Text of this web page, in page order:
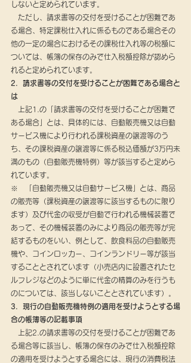
しないと定められています。
ただし、請求書等の交付を受けることが困難であ
る場合、特定課税仕入れに係るものである場合その
他の一定の場合におけるその課税仕入れ等の税額に
ついては、帳簿の保存のみで仕入税額控除が認めら
れると定められています。
2．請求書等の交付を受けることが困難である場合と
は
上記1.の「請求書等の交付を受けることが困難で
ある場合」とは、具体的には、自動販売機又は自動
サービス機により行われる課税資産の譲渡等のう
ち、その課税資産の譲渡等に係る税込価額が3万円未
満のもの（自動販売機特例）等が該当すると定めら
れています。
※　「自動販売機又は自動サービス機」とは、商品
の販売等（課税資産の譲渡等に該当するものに限り
ます）及び代金の収受が自動で行われる機械装置で
あって、その機械装置のみにより商品の販売等が完
結するものをいい、例として、飲食料品の自動販売
機や、コインロッカー、コインランドリー等が該当
することとされています（小売店内に設置されたセ
ルフレジなどのように単に代金の精算のみを行うも
のについては、該当しないこととされています）。
3．現行の自動販売機特例の適用を受けようとする場
合の帳簿等の記載事項
上記2.の請求書等の交付を受けることが困難であ
る場合等に該当し、帳簿の保存のみで仕入税額控除
の適用を受けようとする場合には、現行の消費税法